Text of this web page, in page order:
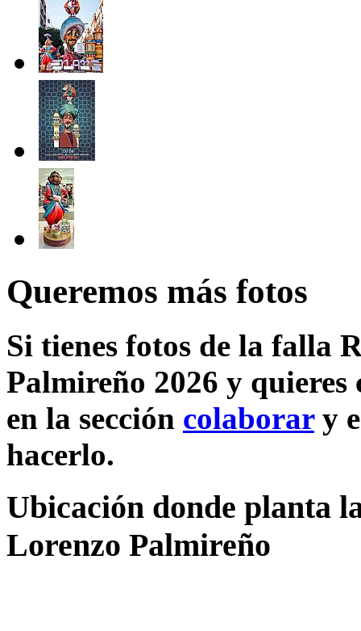
Queremos más fotos
Si tienes fotos de la falla
Palmireño 2026 y
en la sección colaborary
hacerlo.
Ubicación donde planta
Lorenzo Palmireño